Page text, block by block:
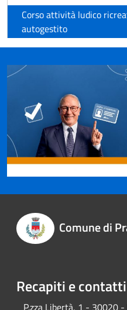
Corso attività ludico
autogestito
Comune di
Recapiti e contatti
P.zza Libertà, 1 - 30020 -